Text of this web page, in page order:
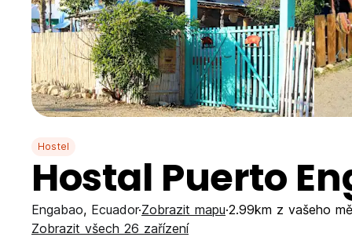
Hostel
Hostal Puerto
Engabao, Ecuador Zobrazit mapu 2.99km z vašeho
Zobrazit všech 26 zařízení